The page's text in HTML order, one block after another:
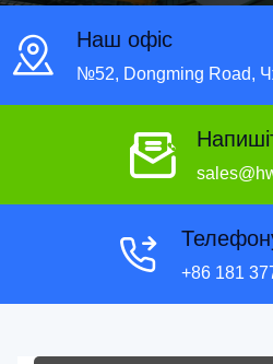
Наш офіс
№52, Dongming Road,
+86 181